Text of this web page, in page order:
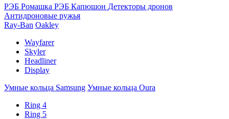
РЭБ Ромашка РЭБ Капюшон Детекторы дронов
Антидроновые ружья
Ray-Ban Oakley
Wayfarer
Skyler
Headliner
Display
Умные кольца Samsung Умные кольца Oura
Ring 4
Ring 5